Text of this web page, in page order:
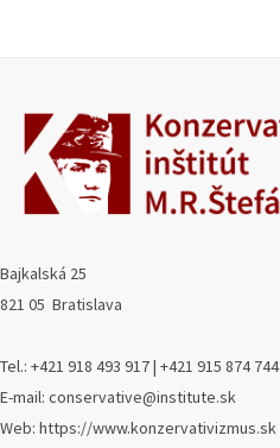
Bajkalská 25
821 05 Bratislava
Tel.: +421 918 493 917 | +421 915 874 744
E-mail: conservative@institute.sk
Web: https://www.konzervativizmus.sk